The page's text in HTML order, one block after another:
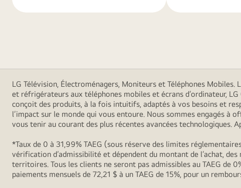
LG Télévision, Électroménagers, Moniteurs et Téléphones Mobiles.
et réfrigérateurs aux téléphones mobiles et écrans d’ordinateur,
conçoit des produits, à la fois intuitifs, adaptés à vos besoins et
l’impact sur le monde qui vous entoure. Nous sommes engagés
vous tenir au courant des plus récentes avancées technologiques.
*Taux de 0 à 31,99% TAEG (sous réserve des limites
vérification d’admissibilité et dépendent du montant de l’achat,
territoires. Tous les clients ne seront pas admissibles au TAEG de
paiements mensuels de 72,21 $ à un TAEG de 15%, pour un